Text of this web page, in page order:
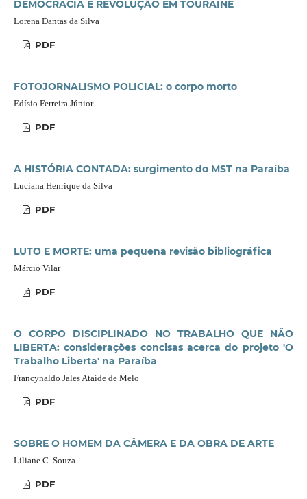
DEMOCRACIA E REVOLUÇÃO EM TOURAINE
Lorena Dantas da Silva
PDF
FOTOJORNALISMO POLICIAL: o corpo morto
Edísio Ferreira Júnior
PDF
A HISTÓRIA CONTADA: surgimento do MST na Paraíba
Luciana Henrique da Silva
PDF
LUTO E MORTE: uma pequena revisão bibliográfica
Márcio Vilar
PDF
O CORPO DISCIPLINADO NO TRABALHO QUE NÃO
LIBERTA: considerações concisas acerca do projeto 'O
Trabalho Liberta' na Paraíba
Francynaldo Jales Ataíde de Melo
PDF
SOBRE O HOMEM DA CÂMERA E DA OBRA DE ARTE
Liliane C. Souza
PDF